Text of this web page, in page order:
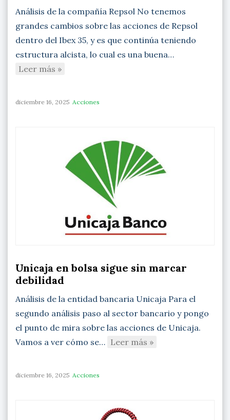
Análisis de la compañía Repsol No tenemos
grandes cambios sobre las acciones de Repsol
dentro del Ibex 35, y es que continúa teniendo
estructura alcista, lo cual es una buena…
Leer más »
diciembre 16, 2025 Acciones
Unicaja en bolsa sigue sin marcar
debilidad
Análisis de la entidad bancaria Unicaja Para el
segundo análisis paso al sector bancario y pongo
el punto de mira sobre las acciones de Unicaja.
Vamos a ver cómo se… Leer más »
diciembre 16, 2025 Acciones